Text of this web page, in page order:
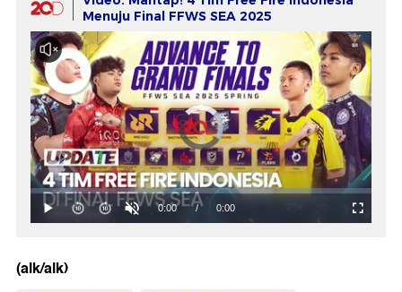
Menuju Final FFWS SEA 2025
(alk/alk)